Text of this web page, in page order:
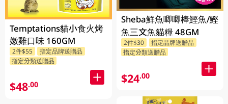
Temptations貓小食火烤
嫩雞口味 160GM
2件$55
指定品牌送贈品
指定分類送贈品
$48.00
Sheba鮮魚唧唧棒鰹魚/鰹
魚三文魚貓糧 48GM
2件$30
指定品牌送贈品
指定分類送贈品
$24.00